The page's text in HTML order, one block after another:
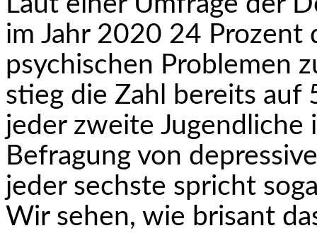
im Jahr 2020 24 Pro­zent
psychischen Problemen
stieg die Zahl bereits auf
jeder zweite
Befragung von
jeder sechste spricht
Wir sehen, wie brisant